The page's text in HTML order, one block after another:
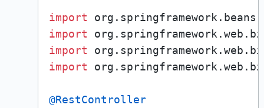
import
import
import
import
@RestController